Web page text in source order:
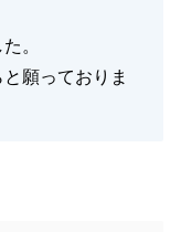
。
願っておりま